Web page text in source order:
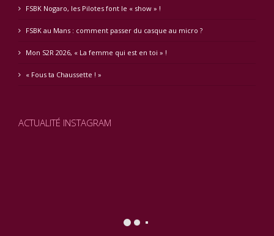
FSBK Nogaro, les Pilotes font le « show » !
FSBK au Mans : comment passer du casque au micro ?
Mon S2R 2026, « La femme qui est en toi » !
« Fous ta Chaussette ! »
ACTUALITÉ INSTAGRAM